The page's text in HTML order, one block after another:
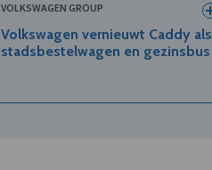
VOLKSWAGEN GROUP
Volkswagen vernieuwt Caddy als
stadsbestelwagen en gezinsbus